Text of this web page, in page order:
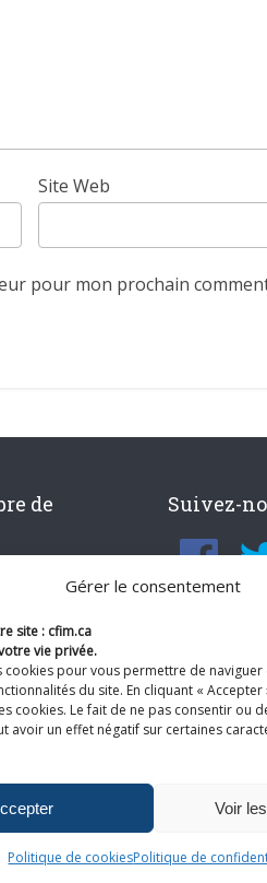
Gérer le consentement
site : cfim.ca
vie privée.
cookies pour vous permettre de naviguer
du site. En cliquant « Accepter
cookies. Le fait de ne pas consentir ou
avoir un effet négatif sur certaines
Voir
Politique de cookiesPolitique de
Site Web
pour mon prochain
de
Suivez-